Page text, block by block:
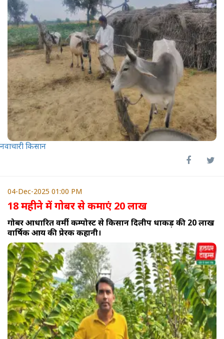
नवाचारी किसान
04-Dec-2025 01:00 PM
18 महीने में गोबर से कमाएं 20 लाख
गोबर आधारित वर्मी कम्पोस्ट से किसान दिलीप धाकड़ की 20 लाख
वार्षिक आय की प्रेरक कहानी।